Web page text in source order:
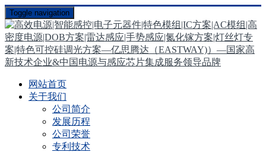
Toggle navigation
网站首页
关于我们
公司简介
发展历程
公司荣誉
专利技术